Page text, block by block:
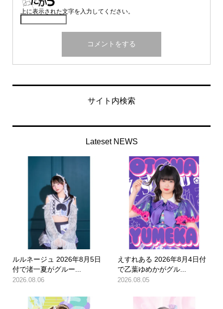
上に表示された文字を入力してください。
サイト内検索
Lateset NEWS
ルルネージュ 2026年8月5日
付で渚一夏がグルー...
2026.08.06
えすれある 2026年8月4日付
で乙葉ゆめかがグル...
2026.08.05